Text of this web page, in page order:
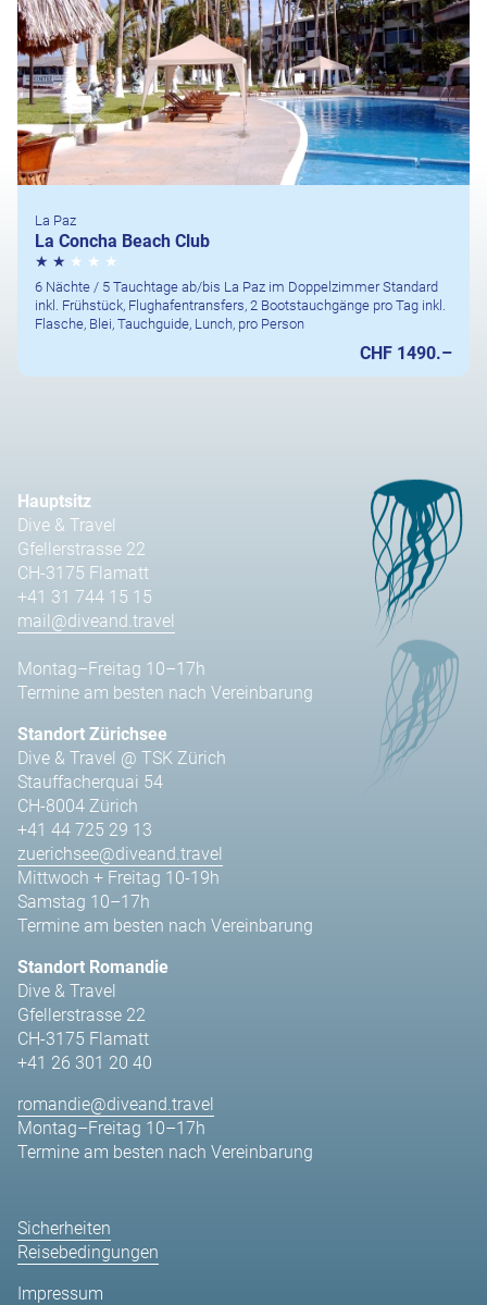
La Paz
La Concha Beach Club
6 Nächte / 5 Tauchtage ab/bis La Paz im Doppelzimmer Standard
inkl. Frühstück, Flughafentransfers, 2 Bootstauchgänge pro Tag inkl.
Flasche, Blei, Tauchguide, Lunch, pro Person
CHF 1490.–
Hauptsitz
Dive & Travel
Gfellerstrasse 22
CH-3175 Flamatt
+41 31 744 15 15
mail@diveand.travel
Montag–Freitag 10–17h
Termine am besten nach Vereinbarung
Standort Zürichsee
Dive & Travel @ TSK Zürich
Stauffacherquai 54
CH-8004 Zürich
+41 44 725 29 13
zuerichsee@diveand.travel
Mittwoch + Freitag 10-19h
Samstag 10–17h
Termine am besten nach Vereinbarung
Standort Romandie
Dive & Travel
Gfellerstrasse 22
CH-3175 Flamatt
+41 26 301 20 40
romandie@diveand.travel
Montag–Freitag 10–17h
Termine am besten nach Vereinbarung
Sicherheiten
Reisebedingungen
Impressum